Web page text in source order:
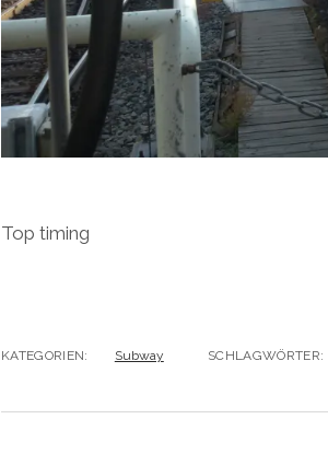
Top timing
KATEGORIEN: Subway SCHLAGWÖRTER: